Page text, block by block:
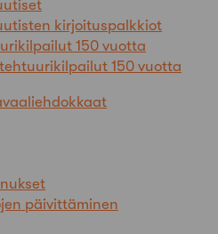
kirjoituspalkkiot
150 vuotta
150 vuotta
päivittäminen